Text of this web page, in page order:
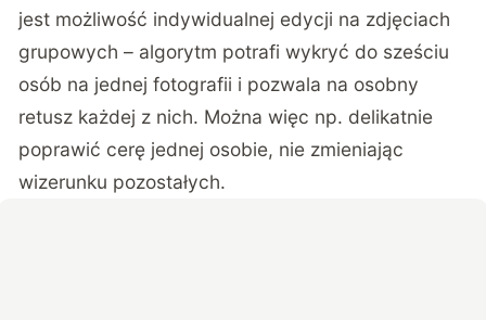
jest możliwość indywidualnej edycji na zdjęciach
grupowych – algorytm potrafi wykryć do sześciu
osób na jednej fotografii i pozwala na osobny
retusz każdej z nich. Można więc np. delikatnie
poprawić cerę jednej osobie, nie zmieniając
wizerunku pozostałych.